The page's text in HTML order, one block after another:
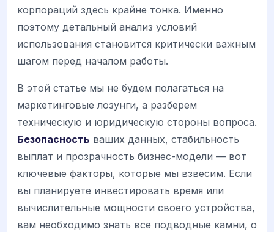
корпораций здесь крайне тонка. Именно
поэтому детальный анализ условий
использования становится критически важным
шагом перед началом работы.
В этой статье мы не будем полагаться на
маркетинговые лозунги, а разберем
техническую и юридическую стороны вопроса.
Безопасность ваших данных, стабильность
выплат и прозрачность бизнес-модели — вот
ключевые факторы, которые мы взвесим. Если
вы планируете инвестировать время или
вычислительные мощности своего устройства,
вам необходимо знать все подводные камни, о